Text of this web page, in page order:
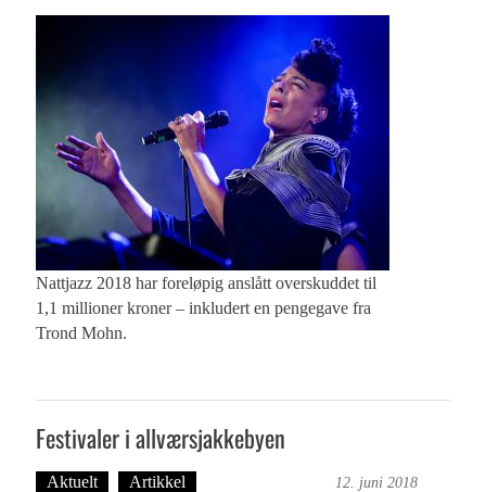
Nattjazz 2018 har foreløpig anslått overskuddet til
1,1 millioner kroner – inkludert en pengegave fra
Trond Mohn.
Festivaler i allværsjakkebyen
Aktuelt Artikkel 12. juni 2018